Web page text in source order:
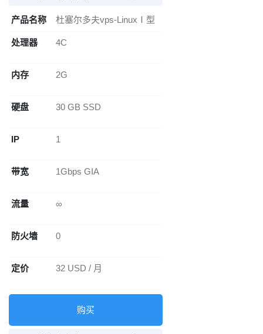
产品名称 杜塞尔多夫vps-LinuxⅠ型
处理器 4C
内存 2G
硬盘 30 GB SSD
IP 1
带宽 1Gbps GIA
流量 ∞
防火墙 0
定价 32 USD / 月
购买